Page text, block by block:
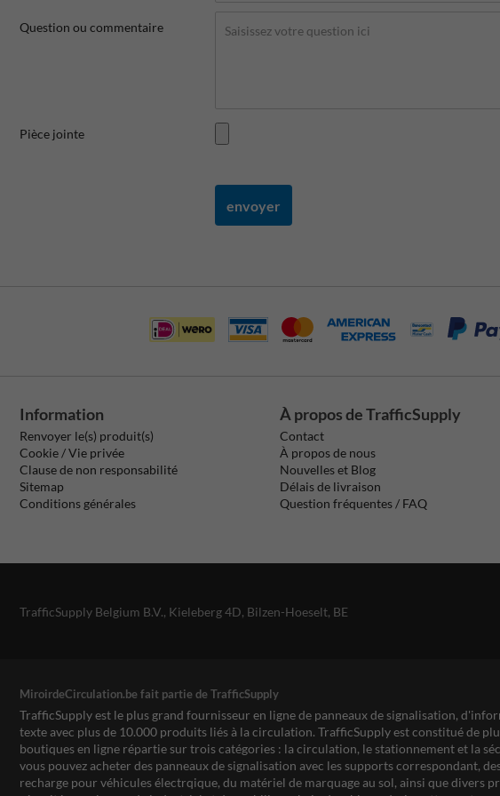
Question ou commentaire
Pièce jointe
envoyer
Information
Renvoyer le(s) produit(s)
Cookie / Vie privée
Clause de non responsabilité
Sitemap
Conditions générales
À propos de TrafficSupply
Contact
À propos de nous
Nouvelles et Blog
Délais de livraison
Question fréquentes / FAQ
TrafficSupply Belgium B.V., Kieleberg 4D, Bilzen-Hoeselt, BE
MiroirdeCirculation.be fait partie de TrafficSupply
TrafficSupply est le plus grand fournisseur en ligne de panneaux de signalisation,
texte avec plus de 10.000 produits liés à la circulation. TrafficSupply est constitué de
boutiques en ligne répartie sur trois catégories : la circulation, le stationnement et la
vous pouvez acheter des panneaux de signalisation avec les supports correspondant,
recharge pour véhicules électrqique, du matériel de marquage au sol, ainsi que divers